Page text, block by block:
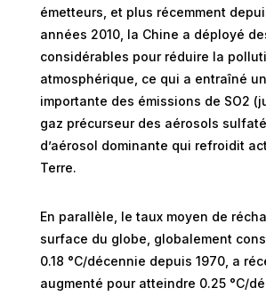
émetteurs, et plus récemment
années 2010, la Chine a déployé
considérables pour réduire la
atmosphérique, ce qui a entraîné
importante des émissions de SO2
gaz précurseur des aérosols
d’aérosol dominante qui refroidit
Terre.
En parallèle, le taux moyen de
surface du globe, globalement
0.18 °C/décennie depuis 1970, a
augmenté pour atteindre 0.25 °C/